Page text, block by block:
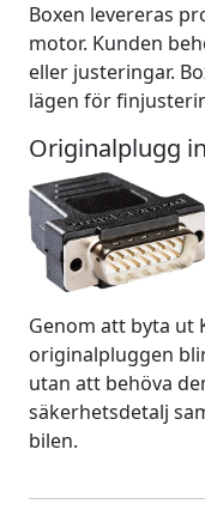
Boxen levereras
motor. Kunden
eller justeringar.
lägen för
Originalplugg
Genom att byta ut
originalpluggen
utan att behöva
säkerhetsdetalj
bilen.